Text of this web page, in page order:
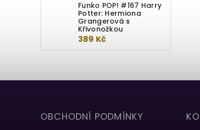
Funko POP! #167 Harry
Potter: Hermiona
Grangerová s
Křivonožkou
389 Kč
OBCHODNÍ PODMÍNKY